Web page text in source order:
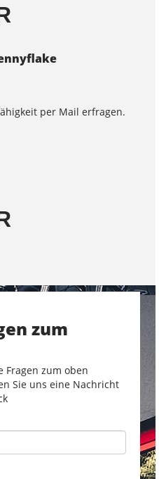
per Mail erfragen.
zum
Fragen zum oben
Sie uns eine Nachricht